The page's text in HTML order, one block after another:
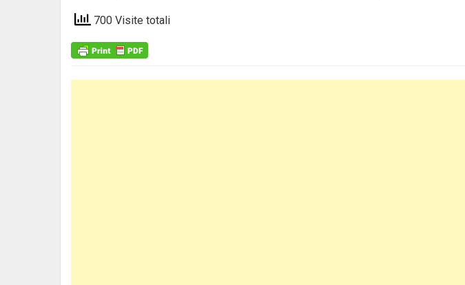
700 Visite totali